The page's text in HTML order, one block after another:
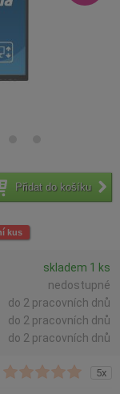
Přidat do košíku
kus
skladem 1 ks
nedostupné
do 2 pracovních dnů
do 2 pracovních dnů
do 2 pracovních dnů
5x